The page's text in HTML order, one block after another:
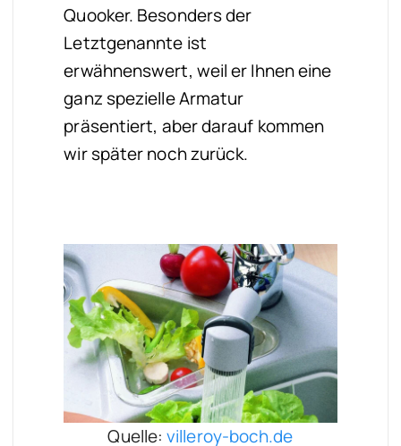
Quooker. Besonders der
Letztgenannte ist
erwähnenswert, weil er Ihnen eine
ganz spezielle Armatur
präsentiert, aber darauf kommen
wir später noch zurück.
Quelle:villeroy-boch.de